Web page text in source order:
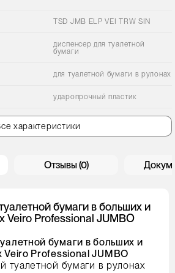
TSD JMB ELP VEI TRW SIN
диспенсер для туалетной
бумаги
для туалетной бумаги в рулонах
ударопрочный пластик
характеристики
Отзывы (0)
бумаги в больших и
Veiro Professional JUMBO
бумаги в больших и
Veiro Professional JUMBO
туалетной бумаги в рулонах